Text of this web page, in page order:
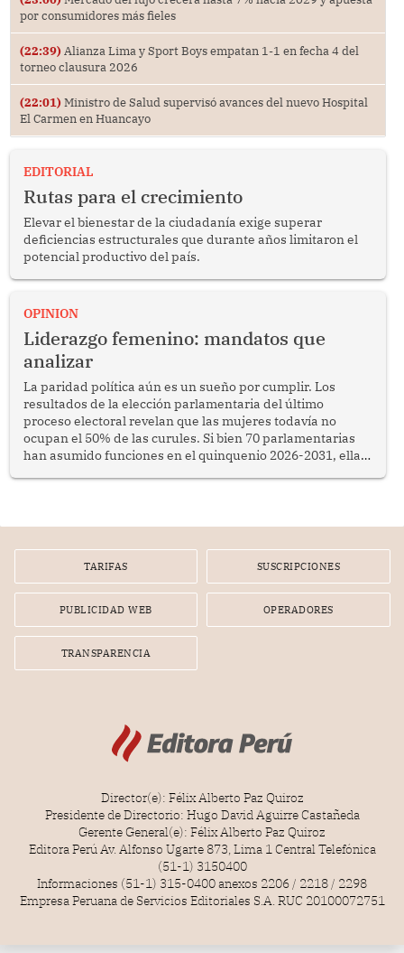
por consumidores más fieles
(22:39) Alianza Lima y Sport Boys empatan 1-1 en fecha 4 del
torneo clausura 2026
(22:01) Ministro de Salud supervisó avances del nuevo Hospital
El Carmen en Huancayo
EDITORIAL
Rutas para el crecimiento
Elevar el bienestar de la ciudadanía exige superar
deficiencias estructurales que durante años limitaron el
potencial productivo del país.
OPINION
Liderazgo femenino: mandatos que
analizar
La paridad política aún es un sueño por cumplir. Los
resultados de la elección parlamentaria del último
proceso electoral revelan que las mujeres todavía no
ocupan el 50% de las curules. Si bien 70 parlamentarias
han asumido funciones en el quinquenio 2026-2031, ellas
TARIFAS SUSCRIPCIONES
PUBLICIDAD WEB OPERADORES
TRANSPARENCIA
Director(e): Félix Alberto Paz Quiroz
Presidente de Directorio: Hugo David Aguirre Castañeda
Gerente General(e): Félix Alberto Paz Quiroz
Editora Perú Av. Alfonso Ugarte 873, Lima 1 Central Telefónica
(51-1) 3150400
Informaciones (51-1) 315-0400 anexos 2206 / 2218 / 2298
Empresa Peruana de Servicios Editoriales S.A. RUC 20100072751